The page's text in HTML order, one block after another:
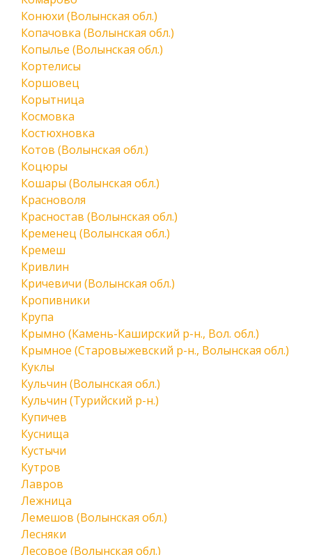
Конюхи (Волынская обл.)
Копачовка (Волынская обл.)
Копылье (Волынская обл.)
Кортелисы
Коршовец
Корытница
Космовка
Костюхновка
Котов (Волынская обл.)
Коцюры
Кошары (Волынская обл.)
Красноволя
Красностав (Волынская обл.)
Кременец (Волынская обл.)
Кремеш
Кривлин
Кричевичи (Волынская обл.)
Кропивники
Крупа
Крымно (Камень-Каширский р-н., Вол. обл.)
Крымное (Старовыжевский р-н., Волынская обл.)
Куклы
Кульчин (Волынская обл.)
Кульчин (Турийский р-н.)
Купичев
Куснища
Кустычи
Кутров
Лавров
Лежница
Лемешов (Волынская обл.)
Лесняки
Лесовое (Волынская обл.)